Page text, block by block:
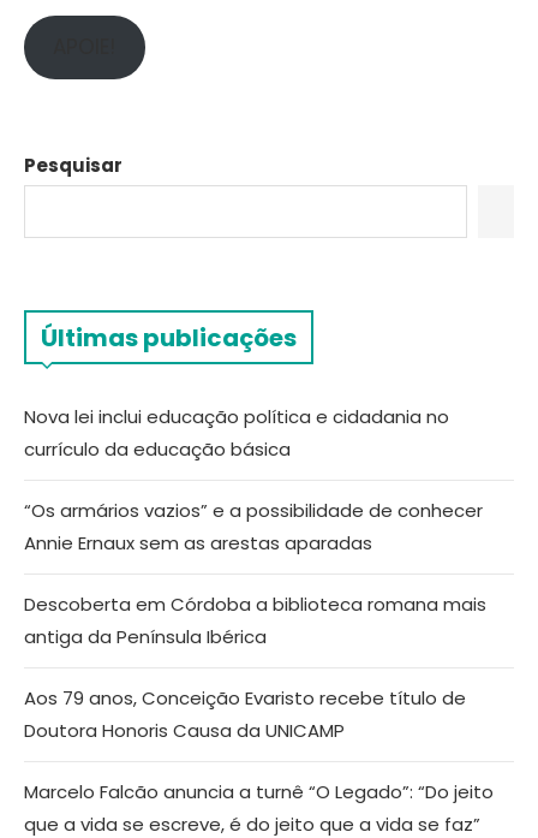
Pesquisar
Últimas publicações
Nova lei inclui educação política e cidadania no
currículo da educação básica
“Os armários vazios” e a possibilidade de conhecer
Annie Ernaux sem as arestas aparadas
Descoberta em Córdoba a biblioteca romana mais
antiga da Península Ibérica
Aos 79 anos, Conceição Evaristo recebe título de
Doutora Honoris Causa da UNICAMP
Marcelo Falcão anuncia a turnê “O Legado”: “Do jeito
que a vida se escreve, é do jeito que a vida se faz”